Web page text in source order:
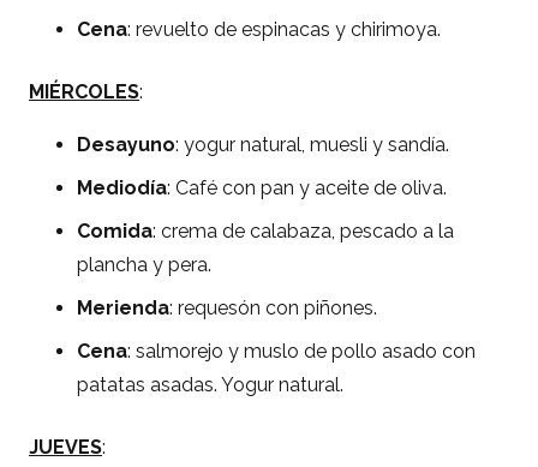
Cena: revuelto de espinacas y chirimoya.
MIÉRCOLES:
Desayuno: yogur natural, muesli y sandía.
Mediodía: Café con pan y aceite de oliva.
Comida: crema de calabaza, pescado a la
plancha y pera.
Merienda: requesón con piñones.
Cena: salmorejo y muslo de pollo asado con
patatas asadas. Yogur natural.
JUEVES: